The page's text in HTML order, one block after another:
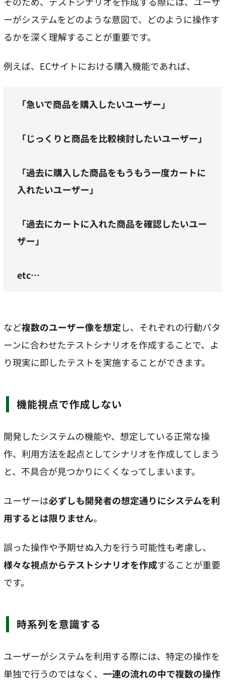
ーがシステムをどのような意図で、どのように操作す
るかを深く理解することが重要です。
例えば、ECサイトにおける購入機能であれば、
「急いで商品を購入したいユーザー」
「じっくりと商品を比較検討したいユーザー」
「過去に購入した商品をもうもう一度カートに
入れたいユーザー」
「過去にカートに入れた商品を確認したいユー
ザー」
etc…
など複数のユーザー像を想定し、それぞれの行動パタ
ーンに合わせたテストシナリオを作成することで、よ
り現実に即したテストを実施することができます。
機能視点で作成しない
開発したシステムの機能や、想定している正常な操
作、利用方法を起点としてシナリオを作成してしまう
と、不具合が見つかりにくくなってしまいます。
ユーザーは必ずしも開発者の想定通りにシステムを利
用するとは限りません。
誤った操作や予期せぬ入力を行う可能性も考慮し、
様々な視点からテストシナリオを作成することが重要
です。
時系列を意識する
ユーザーがシステムを利用する際には、特定の操作を
単独で行うのではなく、 一連の流れの中で複数の操作